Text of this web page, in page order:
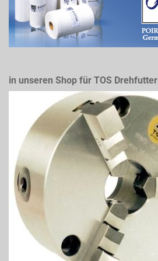
in unseren Shop für TOS Drehfutter